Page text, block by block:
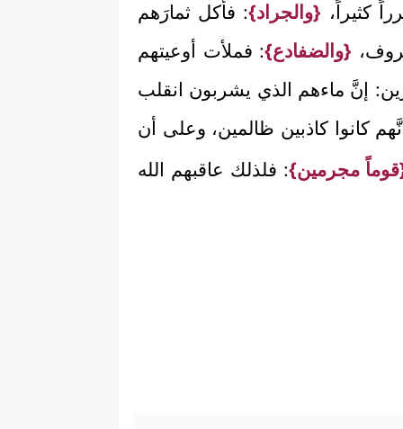
كثيراً، {والجراد}: فأكل ثمارَهم
{والضفادع}: فملأت أوعيتهم
إنَّ ماءهم الذي يشربون انقلب
كانوا كاذبين ظالمين، وعلى أن
مجرمين}: فلذلك عاقبهم الله